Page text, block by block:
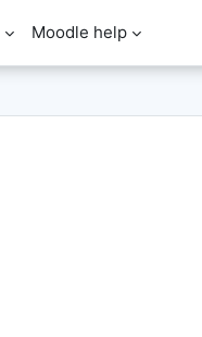
Moodle help